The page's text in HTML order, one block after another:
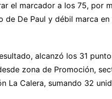
el marcador a los 75, por
de De Paul y débil marca
alcanzó los 31
zona de Promoción,
La Calera, sumando 32